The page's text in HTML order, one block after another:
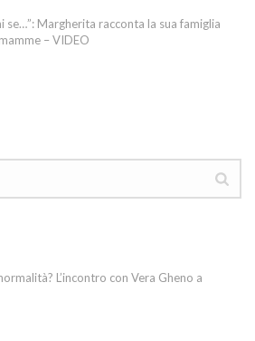
se…”: Margherita racconta la sua famiglia
– VIDEO
L’incontro con Vera Gheno a